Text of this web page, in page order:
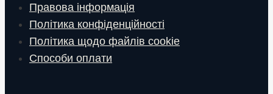
Правова інформація
Політика конфіденційності
Політика щодо файлів cookie
Способи оплати